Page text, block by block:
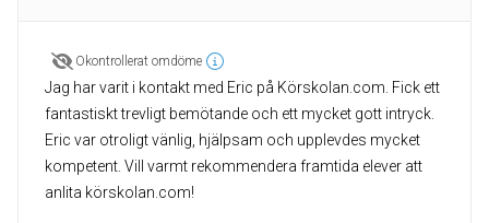
Okontrollerat omdöme
Jag har varit i kontakt med Eric på Körskolan.com. Fick ett
fantastiskt trevligt bemötande och ett mycket gott intryck.
Eric var otroligt vänlig, hjälpsam och upplevdes mycket
kompetent. Vill varmt rekommendera framtida elever att
anlita körskolan.com!